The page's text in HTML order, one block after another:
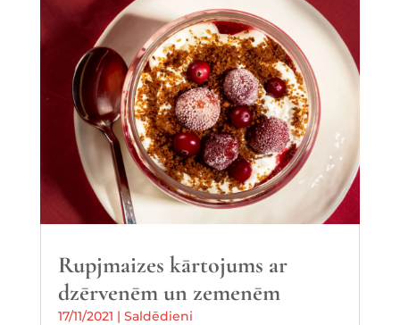
Rupjmaizes kārtojums ar
dzērvenēm un zemenēm
17/11/2021 | Saldēdieni